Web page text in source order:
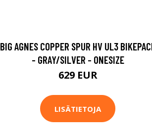
BIG AGNES COPPER SPUR HV UL3
- GRAY/SILVER - ONESIZE
629 EUR
LISÄTIETOJA